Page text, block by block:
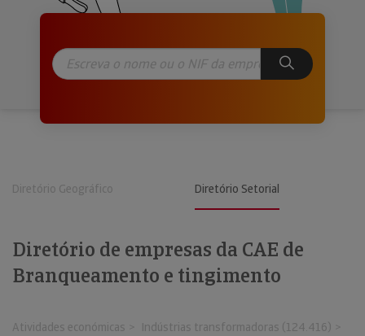
Diretório Geográfico Diretório Setorial
Diretório de empresas da CAE de
Branqueamento e tingimento
Atividades económicas
Indústrias transformadoras (124.416)